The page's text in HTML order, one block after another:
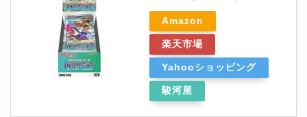
Amazon
楽天市場
Yahooショッピング
駿河屋